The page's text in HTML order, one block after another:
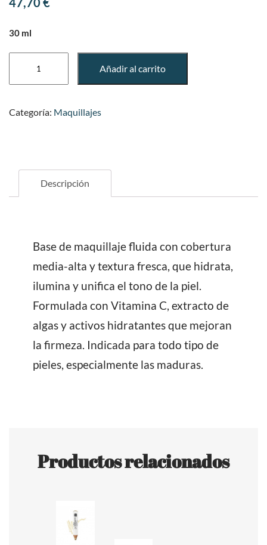
30 ml
cantidad
Añadir al carrito
Categoría: Maquillajes
Descripción
Base de maquillaje fluida con cobertura
media-alta y textura fresca, que hidrata,
ilumina y unifica el tono de la piel.
Formulada con Vitamina C, extracto de
algas y activos hidratantes que mejoran
la firmeza. Indicada para todo tipo de
pieles, especialmente las maduras.
Productos relacionados